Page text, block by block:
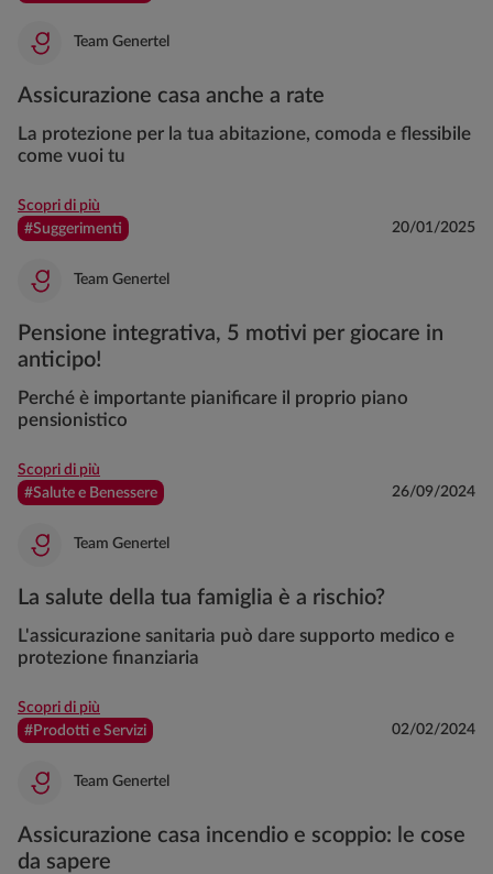
Team Genertel
Assicurazione casa anche a rate
La protezione per la tua abitazione, comoda e flessibile
come vuoi tu
Scopri di più
#Suggerimenti
20/01/2025
Team Genertel
Pensione integrativa, 5 motivi per giocare in
anticipo!
Perché è importante pianificare il proprio piano
pensionistico
Scopri di più
#Salute e Benessere
26/09/2024
Team Genertel
La salute della tua famiglia è a rischio?
L'assicurazione sanitaria può dare supporto medico e
protezione finanziaria
Scopri di più
#Prodotti e Servizi
02/02/2024
Team Genertel
Assicurazione casa incendio e scoppio: le cose
da sapere